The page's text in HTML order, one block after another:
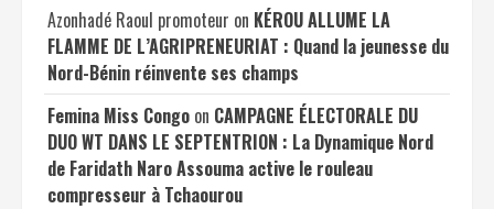
Azonhadé Raoul promoteur on KÉROU ALLUME LA
FLAMME DE L’AGRIPRENEURIAT : Quand la jeunesse du
Nord-Bénin réinvente ses champs
Femina Miss Congo on CAMPAGNE ÉLECTORALE DU
DUO WT DANS LE SEPTENTRION : La Dynamique Nord
de Faridath Naro Assouma active le rouleau
compresseur à Tchaourou